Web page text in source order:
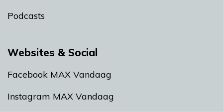
Podcasts
Websites & Social
Facebook MAX Vandaag
Instagram MAX Vandaag